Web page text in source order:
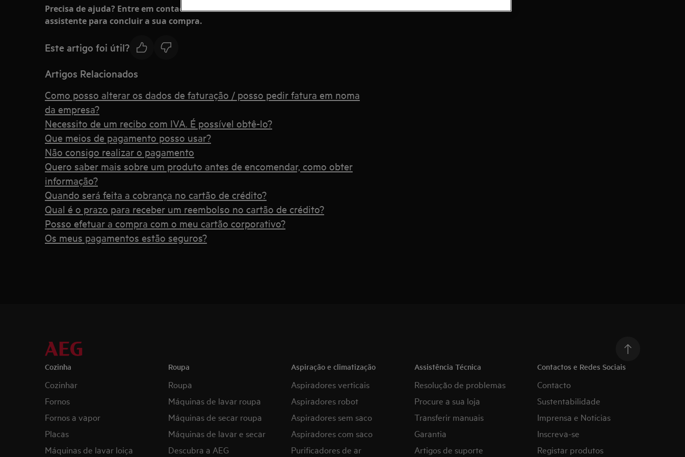
Precisa de ajuda? Entre em contacto connosco e solicite o auxílio de um
assistente para concluir a sua compra.
Este artigo foi útil?
Artigos Relacionados
Como posso alterar os dados de faturação / posso pedir fatura em noma
da empresa?
Necessito de um recibo com IVA. É possível obtê-lo?
Que meios de pagamento posso usar?
Não consigo realizar o pagamento
Quero saber mais sobre um produto antes de encomendar, como obter
informação?
Quando será feita a cobrança no cartão de crédito?
Qual é o prazo para receber um reembolso no cartão de crédito?
Posso efetuar a compra com o meu cartão corporativo?
Os meus pagamentos estão seguros?
Cozinha
Cozinhar
Fornos
Fornos a vapor
Placas
Máquinas de lavar loiça
Roupa
Roupa
Máquinas de lavar roupa
Máquinas de secar roupa
Máquinas de lavar e secar
Descubra a AEG
Aspiração e climatização
Aspiradores verticais
Aspiradores robot
Aspiradores sem saco
Aspiradores com saco
Purificadores de ar
Assistência Técnica
Resolução de problemas
Procure a sua loja
Transferir manuais
Garantia
Artigos de suporte
Contactos e Redes Sociais
Contacto
Sustentabilidade
Imprensa e Notícias
Inscreva-se
Registar produtos